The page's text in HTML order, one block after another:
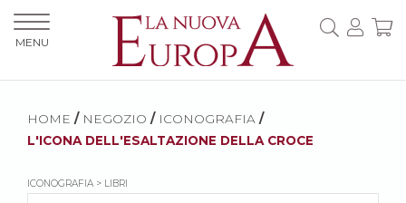
HOME / NEGOZIO / ICONOGRAFIA /
L'ICONA DELL'ESALTAZIONE DELLA CROCE
ICONOGRAFIA > LIBRI
MENU